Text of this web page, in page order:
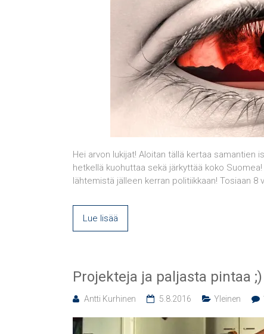
Hei arvon lukijat! Aloitan tällä kertaa samantien
hetkellä kuohuttaa sekä järkyttää koko
lähtemistä jälleen kerran politiikkaan! Tosiaan 8
Lue lisää
Projekteja ja paljasta pintaa ;)
Antti Kurhinen 5.8.2016 Yleinen